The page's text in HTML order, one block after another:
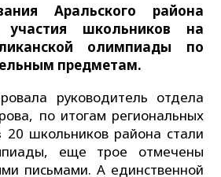
Аральского района
школьников на
олимпиады по
предметам.
руководитель отдела
по итогам региональных
20 школьников района стали
еще трое отмечены
письмами. А единственной